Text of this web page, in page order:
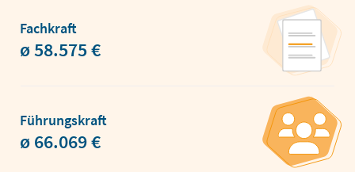
Fachkraft
ø 58.575 €
Führungskraft
ø 66.069 €